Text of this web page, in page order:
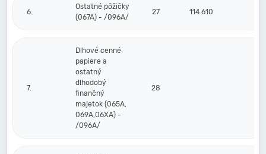
6.
Ostatné pôžičky
(067A) - /096A/
27 114 610
7.
Dlhové cenné
papiere a
ostatný
dlhodobý
finančný
majetok (065A,
069A,06XA) -
/096A/
28